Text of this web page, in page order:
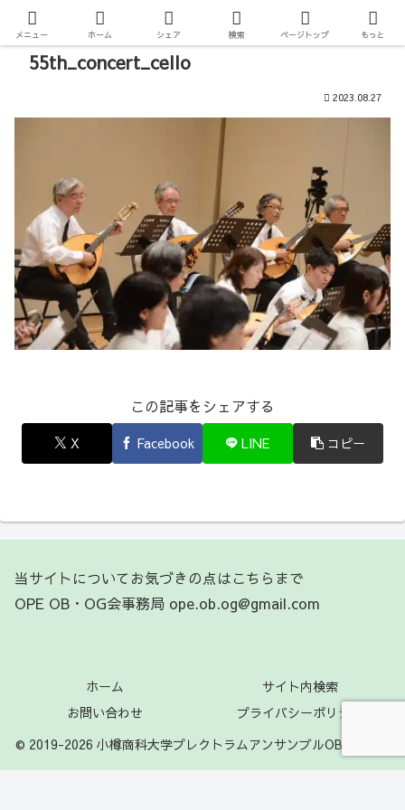
55th_concert_cello
2023.08.27
この記事をシェアする
X Facebook LINE コピー
当サイトについてお気づきの点はこちらまで
OPE OB・OG会事務局 ope.ob.og@gmail.com
ホーム
サイト内検索
お問い合わせ
プライバシーポリシー
© 2019-2026 小樽商科大学プレクトラムアンサンブルOB・OG会.
メニュー ホーム シェア 検索 ページトップ もっと